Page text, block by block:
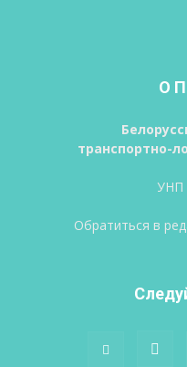
О
транспортно-
УНП
Обратиться в